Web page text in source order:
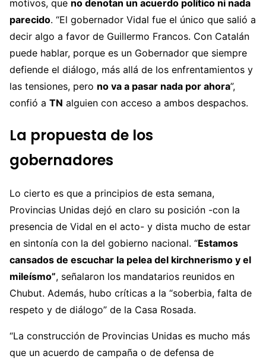
motivos, que no denotan un acuerdo político ni nada
parecido. “El gobernador Vidal fue el único que salió a
decir algo a favor de Guillermo Francos. Con Catalán
puede hablar, porque es un Gobernador que siempre
defiende el diálogo, más allá de los enfrentamientos y
las tensiones, pero no va a pasar nada por ahora”,
confió a TN alguien con acceso a ambos despachos.
La propuesta de los
gobernadores
Lo cierto es que a principios de esta semana,
Provincias Unidas dejó en claro su posición -con la
presencia de Vidal en el acto- y dista mucho de estar
en sintonía con la del gobierno nacional. “Estamos
cansados de escuchar la pelea del kirchnerismo y el
mileísmo”, señalaron los mandatarios reunidos en
Chubut. Además, hubo críticas a la “soberbia, falta de
respeto y de diálogo” de la Casa Rosada.
“La construcción de Provincias Unidas es mucho más
que un acuerdo de campaña o de defensa de